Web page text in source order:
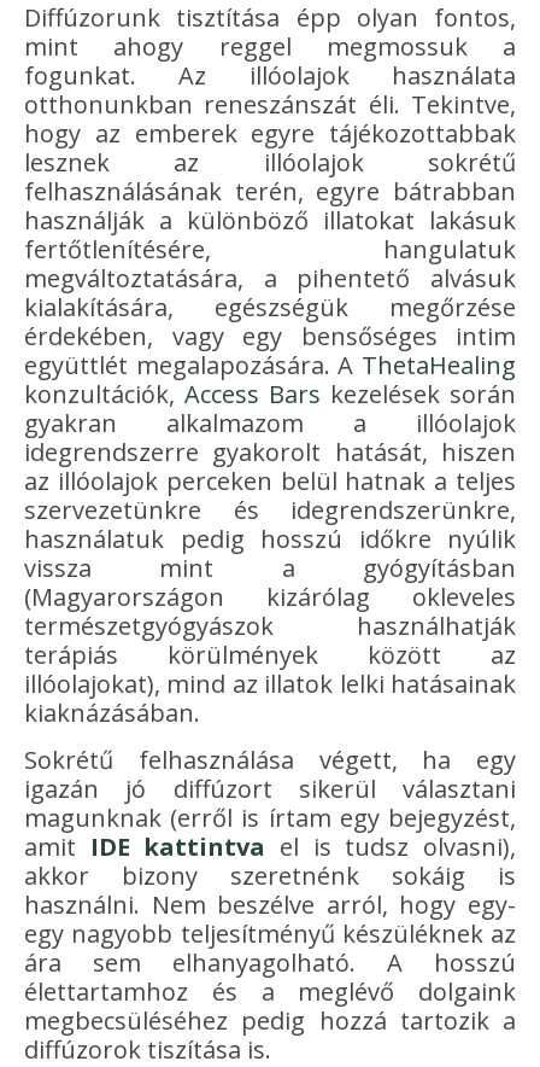
Diffúzorunk tisztítása épp olyan fontos,
mint ahogy reggel megmossuk a
fogunkat. Az illóolajok használata
otthonunkban reneszánszát éli. Tekintve,
hogy az emberek egyre tájékozottabbak
lesznek az illóolajok sokrétű
felhasználásának terén, egyre bátrabban
használják a különböző illatokat lakásuk
fertőtlenítésére, hangulatuk
megváltoztatására, a pihentető alvásuk
kialakítására, egészségük megőrzése
érdekében, vagy egy bensőséges intim
együttlét megalapozására. A ThetaHealing
konzultációk, Access Bars kezelések során
gyakran alkalmazom a illóolajok
idegrendszerre gyakorolt hatását, hiszen
az illóolajok perceken belül hatnak a teljes
szervezetünkre és idegrendszerünkre,
használatuk pedig hosszú időkre nyúlik
vissza mint a gyógyításban
(Magyarországon kizárólag okleveles
természetgyógyászok használhatják
terápiás körülmények között az
illóolajokat), mind az illatok lelki hatásainak
kiaknázásában.
Sokrétű felhasználása végett, ha egy
igazán jó diffúzort sikerül választani
magunknak (erről is írtam egy bejegyzést,
amit IDE kattintva el is tudsz olvasni),
akkor bizony szeretnénk sokáig is
használni. Nem beszélve arról, hogy egy-
egy nagyobb teljesítményű készüléknek az
ára sem elhanyagolható. A hosszú
élettartamhoz és a meglévő dolgaink
megbecsüléséhez pedig hozzá tartozik a
diffúzorok tiszítása is.